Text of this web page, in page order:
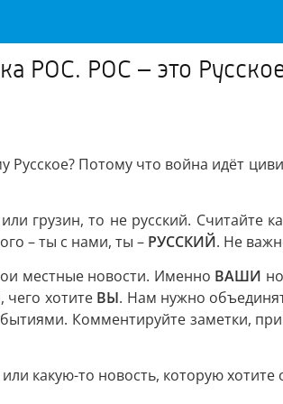
РОС. РОС – это
Потому что война идёт
грузин, то не русский. Считайте
– ты с нами, ты – РУССКИЙ. Не
местные новости. Именно ВАШИ
хотите ВЫ. Нам нужно
Комментируйте заметки,
какую-то новость, которую хотите